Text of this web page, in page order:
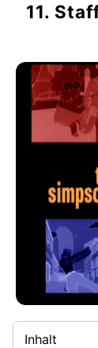
11.
Inhalt